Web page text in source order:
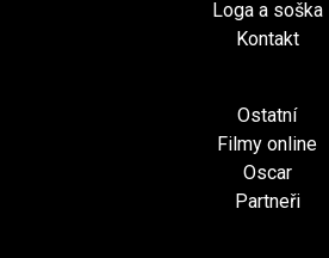
Loga a soška
Kontakt
Ostatní
Filmy online
Oscar
Partneři